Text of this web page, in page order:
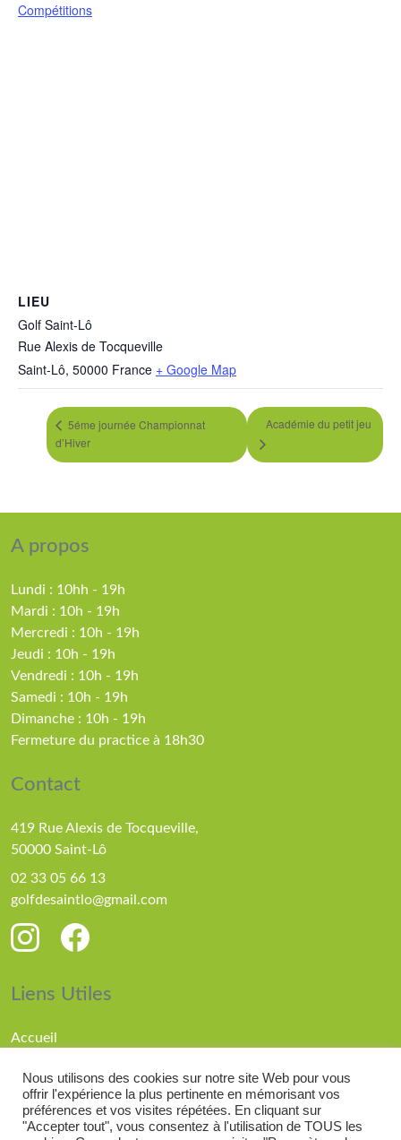
Compétitions
LIEU
Golf Saint-Lô
Rue Alexis de Tocqueville
Saint-Lô, 50000 France + Google Map
5éme journée Championnat
d’Hiver
Académie du petit jeu
A propos
Lundi : 10hh - 19h
Mardi : 10h - 19h
Mercredi : 10h - 19h
Jeudi : 10h - 19h
Vendredi : 10h - 19h
Samedi : 10h - 19h
Dimanche : 10h - 19h
Fermeture du practice à 18h30
Contact
419 Rue Alexis de Tocqueville,
50000 Saint-Lô
02 33 05 66 13
golfdesaintlo@gmail.com
Liens Utiles
Accueil
Compétitions
Actualités
Nous utilisons des cookies sur notre site Web pour vous
offrir l'expérience la plus pertinente en mémorisant vos
préférences et vos visites répétées. En cliquant sur
"Accepter tout", vous consentez à l'utilisation de TOUS les